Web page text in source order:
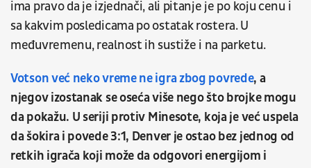
ima pravo da je izjednači, ali pitanje je po koju cenu i
sa kakvim posledicama po ostatak rostera. U
međuvremenu, realnost ih sustiže i na parketu.
Votson već neko vreme ne igra zbog povrede, a
njegov izostanak se oseća više nego što brojke mogu
da pokažu. U seriji protiv Minesote, koja je već uspela
da šokira i povede 3:1, Denver je ostao bez jednog od
retkih igrača koji može da odgovori energijom i